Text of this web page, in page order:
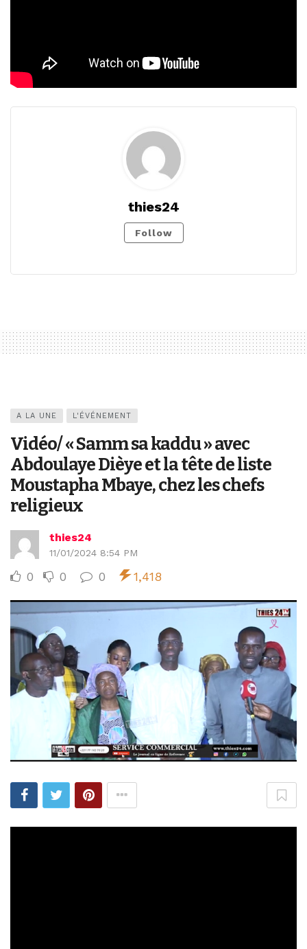
thies24
Follow
A LA UNE L'ÉVÉNEMENT
Vidéo/ « Samm sa kaddu » avec
Abdoulaye Dièye et la tête de liste
Moustapha Mbaye, chez les chefs
religieux
thies24
11/01/2024 8:54 PM
0 0 0 1,418